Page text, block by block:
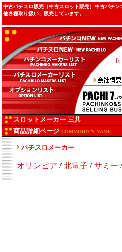
中古パチスロ販売（中古スロット販売）中古パチ
他各種取り扱い、販売しています。
スロットメーカー 三共
商品詳細ページ COMMODITY NAME
パチスロメーカー
オリンピア /北電子 /サミー